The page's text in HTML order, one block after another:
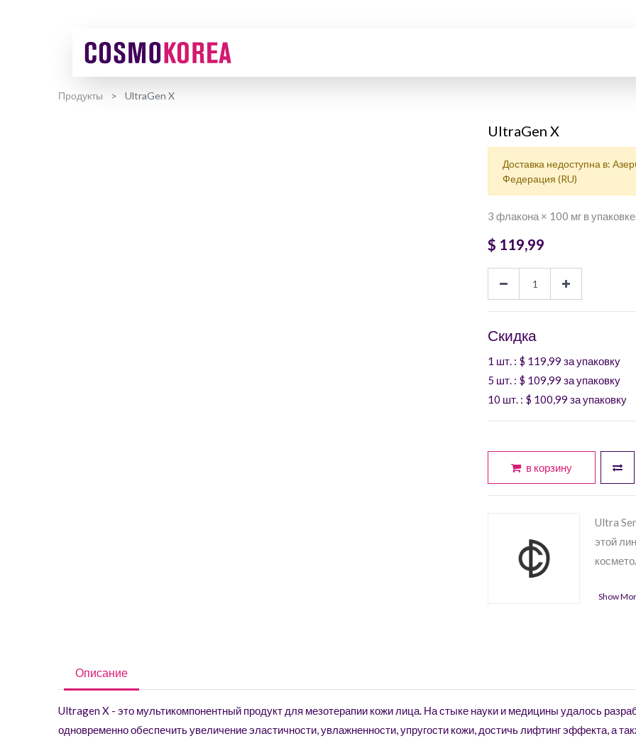
Продукты UltraGen X
UltraGen X
Доставка недоступна в:
Федерация (RU)
3 флакона × 100 мг в упаковке
$ 119,99
Скидка
1 шт. : $ 119,99 за упаковку
5 шт. : $ 109,99 за упаковку
10 шт. : $ 100,99 за упаковку
в корзину
Ultra
этой
4
Show
Описание
Ultragen X - это мультикомпонентный продукт для мезотерапии кожи лица. На стыке науки и медицины удалось
одновременно обеспечить увеличение эластичности, увлажненности, упругости кожи, достичь лифтинг эффекта, а